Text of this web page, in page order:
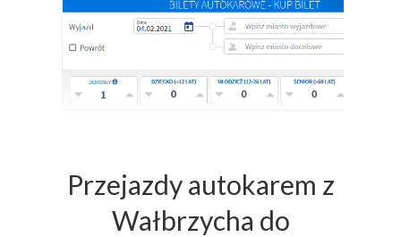
Przejazdy autokarem z
Wałbrzycha do